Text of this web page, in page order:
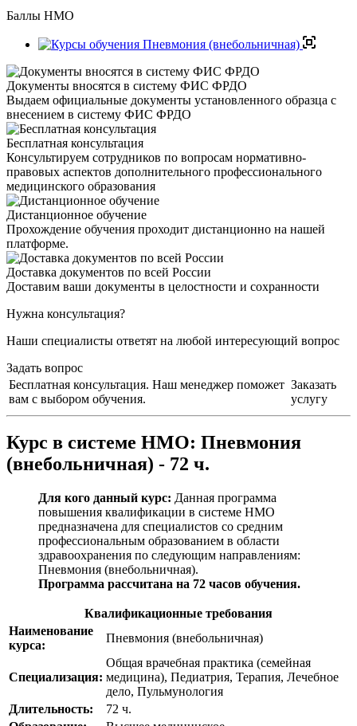
Баллы НМО
Документы вносятся в систему ФИС ФРДО
Выдаем официальные документы установленного образца с
внесением в систему ФИС ФРДО
Бесплатная консультация
Консультируем сотрудников по вопросам нормативно-
правовых аспектов дополнительного профессионального
медицинского образования
Дистанционное обучение
Прохождение обучения проходит дистанционно на нашей
платформе.
Доставка документов по всей России
Доставим ваши документы в целостности и сохранности
Нужна консультация?
Наши специалисты ответят на любой интересующий вопрос
Задать вопрос
Бесплатная консультация. Наш менеджер поможет
вам с выбором обучения.
Заказать
услугу
Курс в системе НМО: Пневмония
(внебольничная) - 72 ч.
Для кого данный курс: Данная программа
повышения квалификации в системе НМО
предназначена для специалистов со средним
профессиональным образованием в области
здравоохранения по следующим направлениям:
Пневмония (внебольничная).
Программа рассчитана на 72 часов обучения.
Квалификационные требования
Наименование
курса:
Пневмония (внебольничная)
Специализация:
Общая врачебная практика (семейная
медицина), Педиатрия, Терапия, Лечебное
дело, Пульмунология
Длительность:
72 ч.